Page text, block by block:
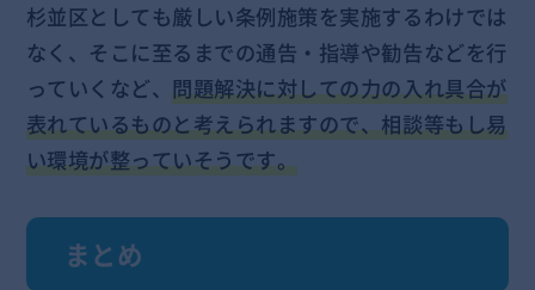
杉並区としても厳しい条例施策を実施するわけでは
なく、そこに至るまでの通告・指導や勧告などを行
っていくなど、問題解決に対しての力の入れ具合が
表れているものと考えられますので、相談等もし易
い環境が整っていそうです。
まとめ